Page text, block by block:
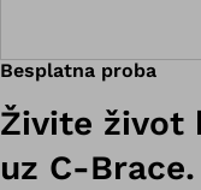
Besplatna proba
Živite život
uz C-